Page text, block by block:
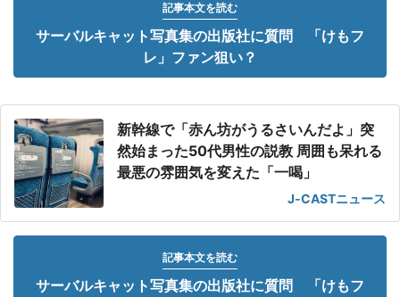
記事本文を読む
サーバルキャット写真集の出版社に質問 「けもフ
レ」ファン狙い？
新幹線で「赤ん坊がうるさいんだよ」突
然始まった50代男性の説教 周囲も呆れる
最悪の雰囲気を変えた「一喝」
J-CASTニュース
記事本文を読む
サーバルキャット写真集の出版社に質問 「けもフ